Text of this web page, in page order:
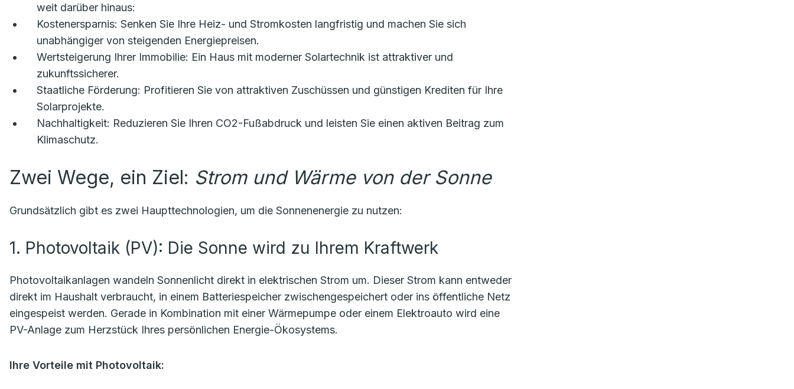
weit darüber hinaus:
Kostenersparnis: Senken Sie Ihre Heiz- und Stromkosten langfristig und machen Sie sich
unabhängiger von steigenden Energiepreisen.
Wertsteigerung Ihrer Immobilie: Ein Haus mit moderner Solartechnik ist attraktiver und
zukunftssicherer.
Staatliche Förderung: Profitieren Sie von attraktiven Zuschüssen und günstigen Krediten für Ihre
Solarprojekte.
Nachhaltigkeit: Reduzieren Sie Ihren CO2-Fußabdruck und leisten Sie einen aktiven Beitrag zum
Klimaschutz.
Zwei Wege, ein Ziel: Strom und Wärme von der Sonne
Grundsätzlich gibt es zwei Haupttechnologien, um die Sonnenenergie zu nutzen:
1. Photovoltaik (PV): Die Sonne wird zu Ihrem Kraftwerk
Photovoltaikanlagen wandeln Sonnenlicht direkt in elektrischen Strom um. Dieser Strom kann entweder
direkt im Haushalt verbraucht, in einem Batteriespeicher zwischengespeichert oder ins öffentliche Netz
eingespeist werden. Gerade in Kombination mit einer Wärmepumpe oder einem Elektroauto wird eine
PV-Anlage zum Herzstück Ihres persönlichen Energie-Ökosystems.
Ihre Vorteile mit Photovoltaik: